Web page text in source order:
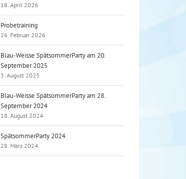
18. April 2026
Probetraining
26. Februar 2026
Blau-Weisse SpätsommerParty am 20.
September 2025
3. August 2025
Blau-Weisse SpätsommerParty am 28.
September 2024
18. August 2024
SpätsommerParty 2024
28. März 2024